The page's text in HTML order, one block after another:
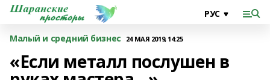
Малый и средний бизнес 24 МАЯ 2019, 14:25
«Если металл послушен в